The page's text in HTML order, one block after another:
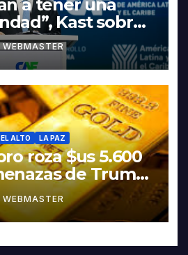
a tener una
Kast sobre
presidente
WEBMASTER
EL ALTO LA PAZ
roza $us 5.600
de Trump
WEBMASTER